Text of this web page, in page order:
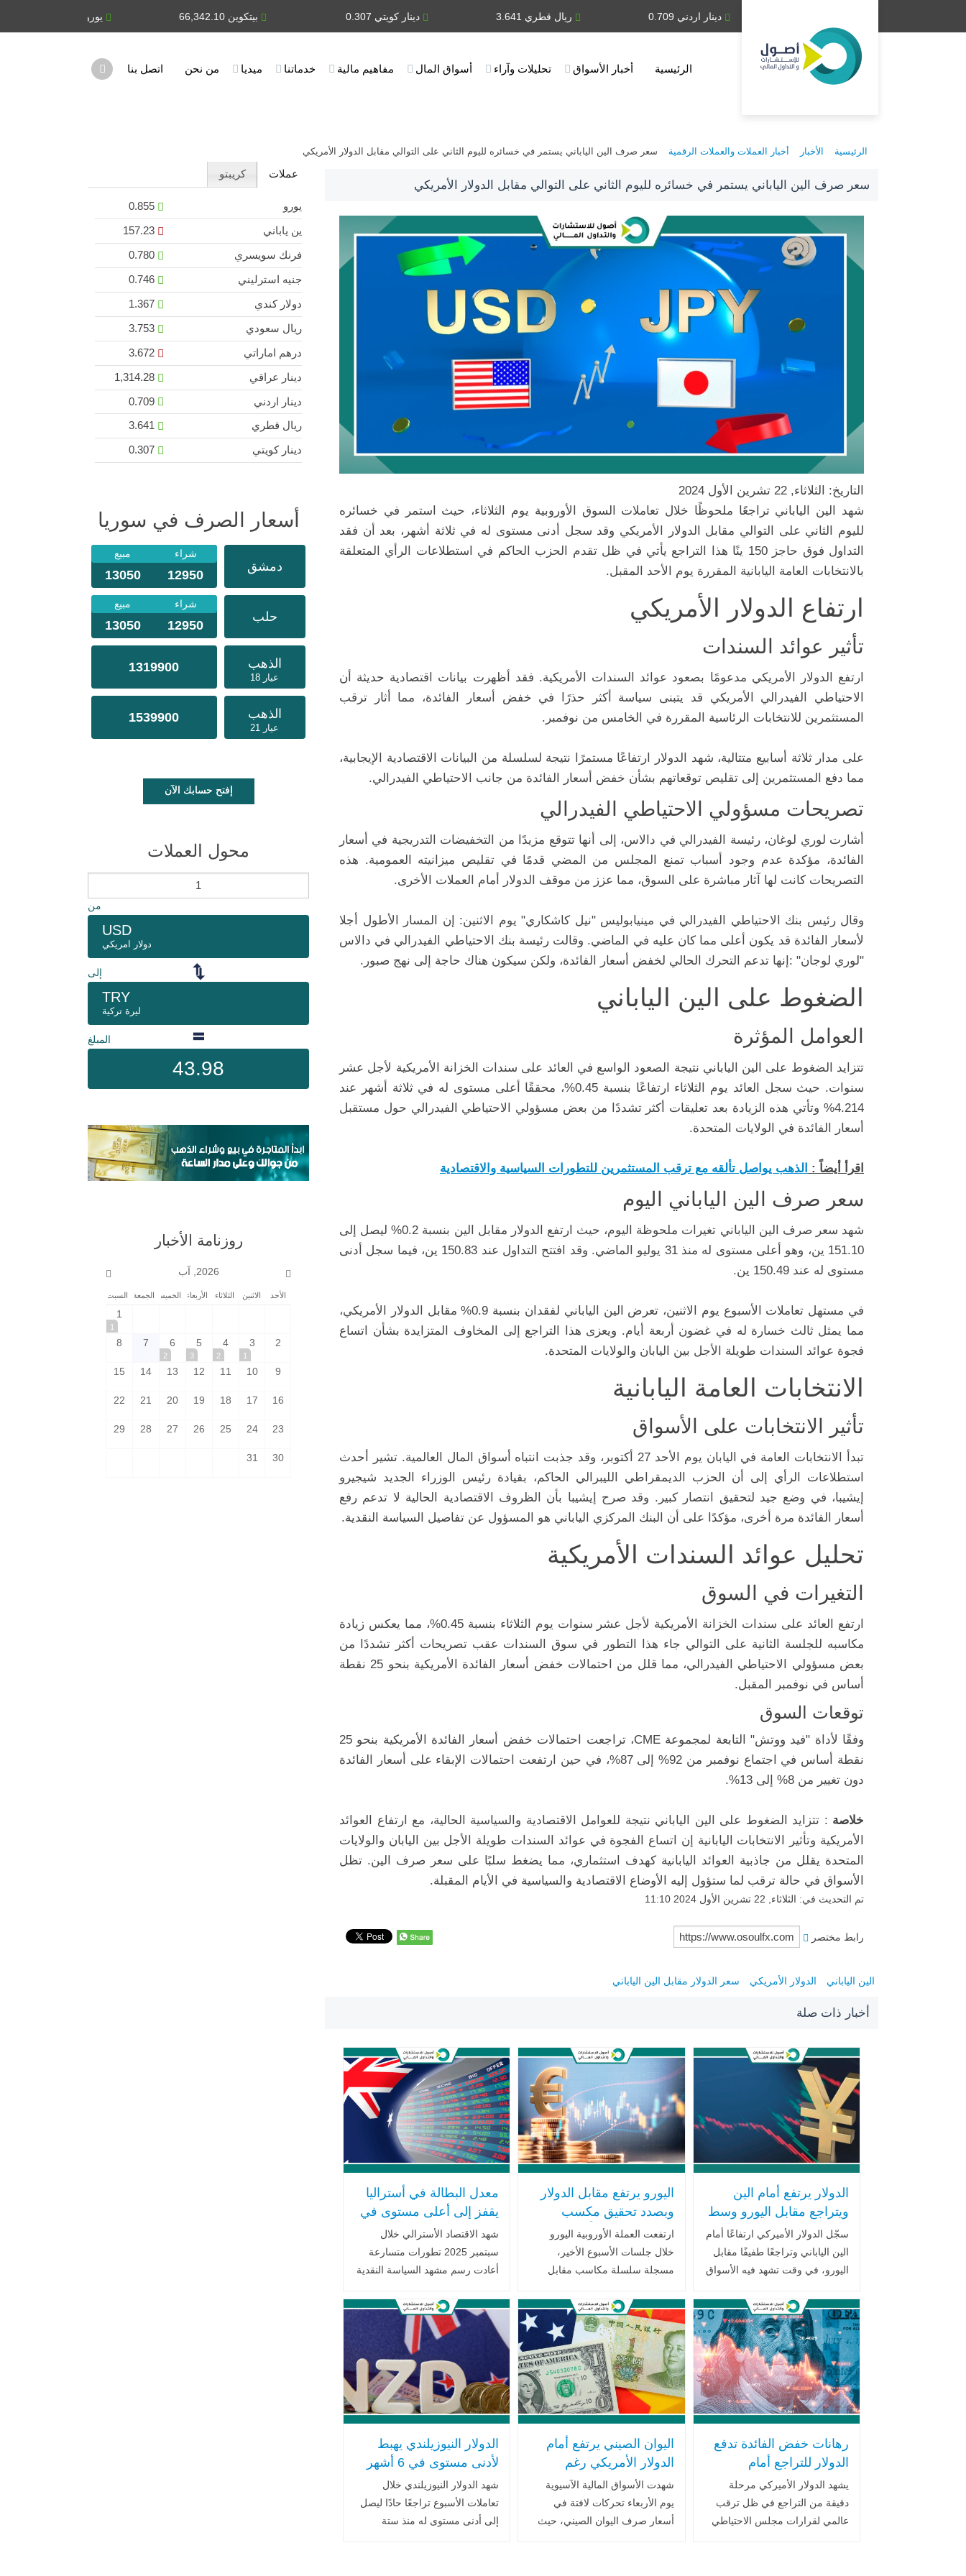
بيتكوين 66,342.10 دينار اردني 0.709 ريال قطري 3.641 دينار كويتي 0.307
الرئيسية أخبار الأسواق تحليلات وآراء أسواق المال مفاهيم مالية خدماتنا ميديا من نحن اتصل بنا
الرئيسية الأخبار أخبار العملات والعملات الرقمية سعر صرف الين الياباني يستمر في خسائره لليوم الثاني على التوالي مقابل الدولار الأمريكي
سعر صرف الين الياباني يستمر في خسائره لليوم الثاني على التوالي مقابل الدولار الأمريكي
التاريخ: الثلاثاء, 22 تشرين الأول 2024
شهد الين الياباني تراجعًا ملحوظًا خلال تعاملات السوق الأوروبية يوم الثلاثاء، حيث استمر في خسائره
لليوم الثاني على التوالي مقابل الدولار الأمريكي وقد سجل أدنى مستوى له في ثلاثة أشهر، بعد أن فقد
التداول فوق حاجز 150 ينًا هذا التراجع يأتي في ظل تقدم الحزب الحاكم في استطلاعات الرأي المتعلقة
بالانتخابات العامة اليابانية المقررة يوم الأحد المقبل.
ارتفاع الدولار الأمريكي
تأثير عوائد السندات
ارتفع الدولار الأمريكي مدعومًا بصعود عوائد السندات الأمريكية. فقد أظهرت بيانات اقتصادية حديثة أن
الاحتياطي الفيدرالي الأمريكي قد يتبنى سياسة أكثر حذرًا في خفض أسعار الفائدة، مما أثار ترقب
المستثمرين للانتخابات الرئاسية المقررة في الخامس من نوفمبر.
على مدار ثلاثة أسابيع متتالية، شهد الدولار ارتفاعًا مستمرًا نتيجة لسلسلة من البيانات الاقتصادية الإيجابية،
مما دفع المستثمرين إلى تقليص توقعاتهم بشأن خفض أسعار الفائدة من جانب الاحتياطي الفيدرالي.
تصريحات مسؤولي الاحتياطي الفيدرالي
أشارت لوري لوغان، رئيسة الفيدرالي في دالاس، إلى أنها تتوقع مزيدًا من التخفيضات التدريجية في أسعار
الفائدة، مؤكدة عدم وجود أسباب تمنع المجلس من المضي قدمًا في تقليص ميزانيته العمومية. هذه
التصريحات كانت لها آثار مباشرة على السوق، مما عزز من موقف الدولار أمام العملات الأخرى.
وقال رئيس بنك الاحتياطي الفيدرالي في مينيابوليس "نيل كاشكاري" يوم الاثنين: إن المسار الأطول أجلا
لأسعار الفائدة قد يكون أعلى مما كان عليه في الماضي. وقالت رئيسة بنك الاحتياطي الفيدرالي في دالاس
"لوري لوجان" :إنها تدعم التحرك الحالي لخفض أسعار الفائدة، ولكن سيكون هناك حاجة إلى نهج صبور.
الضغوط على الين الياباني
العوامل المؤثرة
تتزايد الضغوط على الين الياباني نتيجة الصعود الواسع في العائد على سندات الخزانة الأمريكية لأجل عشر
سنوات. حيث سجل العائد يوم الثلاثاء ارتفاعًا بنسبة 0.45%، محققًا أعلى مستوى له في ثلاثة أشهر عند
4.214% وتأتي هذه الزيادة بعد تعليقات أكثر تشددًا من بعض مسؤولي الاحتياطي الفيدرالي حول مستقبل
أسعار الفائدة في الولايات المتحدة.
اقرأ أيضاً : الذهب يواصل تألقه مع ترقب المستثمرين للتطورات السياسية والاقتصادية
سعر صرف الين الياباني اليوم
شهد سعر صرف الين الياباني تغيرات ملحوظة اليوم، حيث ارتفع الدولار مقابل الين بنسبة 0.2% ليصل إلى
151.10 ين، وهو أعلى مستوى له منذ 31 يوليو الماضي. وقد افتتح التداول عند 150.83 ين، فيما سجل أدنى
مستوى له عند 150.49 ين.
في مستهل تعاملات الأسبوع يوم الاثنين، تعرض الين الياباني لفقدان بنسبة 0.9% مقابل الدولار الأمريكي،
مما يمثل ثالث خسارة له في غضون أربعة أيام. ويعزى هذا التراجع إلى المخاوف المتزايدة بشأن اتساع
فجوة عوائد السندات طويلة الأجل بين اليابان والولايات المتحدة.
الانتخابات العامة اليابانية
تأثير الانتخابات على الأسواق
تبدأ الانتخابات العامة في اليابان يوم الأحد 27 أكتوبر، وقد جذبت انتباه أسواق المال العالمية. تشير أحدث
استطلاعات الرأي إلى أن الحزب الديمقراطي الليبرالي الحاكم، بقيادة رئيس الوزراء الجديد شيجيرو
إيشيبا، في وضع جيد لتحقيق انتصار كبير. وقد صرح إيشيبا بأن الظروف الاقتصادية الحالية لا تدعم رفع
أسعار الفائدة مرة أخرى، مؤكدًا على أن البنك المركزي الياباني هو المسؤول عن تفاصيل السياسة النقدية.
تحليل عوائد السندات الأمريكية
التغيرات في السوق
ارتفع العائد على سندات الخزانة الأمريكية لأجل عشر سنوات يوم الثلاثاء بنسبة 0.45%، مما يعكس زيادة
مكاسبه للجلسة الثانية على التوالي جاء هذا التطور في سوق السندات عقب تصريحات أكثر تشددًا من
بعض مسؤولي الاحتياطي الفيدرالي، مما قلل من احتمالات خفض أسعار الفائدة الأمريكية بنحو 25 نقطة
أساس في نوفمبر المقبل.
توقعات السوق
وفقًا لأداة "فيد ووتش" التابعة لمجموعة CME، تراجعت احتمالات خفض أسعار الفائدة الأمريكية بنحو 25
نقطة أساس في اجتماع نوفمبر من 92% إلى 87%، في حين ارتفعت احتمالات الإبقاء على أسعار الفائدة
دون تغيير من 8% إلى 13%.
خلاصة : تتزايد الضغوط على الين الياباني نتيجة للعوامل الاقتصادية والسياسية الحالية، مع ارتفاع العوائد
الأمريكية وتأثير الانتخابات اليابانية إن اتساع الفجوة في عوائد السندات طويلة الأجل بين اليابان والولايات
المتحدة يقلل من جاذبية العوائد اليابانية كهدف استثماري، مما يضغط سلبًا على سعر صرف الين. تظل
الأسواق في حالة ترقب لما ستؤول إليه الأوضاع الاقتصادية والسياسية في الأيام المقبلة.
تم التحديث في: الثلاثاء, 22 تشرين الأول 2024 11:10
رابط مختصر
الين الياباني الدولار الأمريكي سعر الدولار مقابل الين الياباني
أخبار ذات صلة
الدولار يرتفع أمام الين
ويتراجع مقابل اليورو وسط
تطورات سياسية في اليابان
سجّل الدولار الأميركي ارتفاعًا أمام
الين الياباني وتراجعًا طفيفًا مقابل
اليورو، في وقت تشهد فيه الأسواق
سياسية واقتصادية مهمة في كل
من اليابان ومنطقة اليورو .. اقرأ
المزيد
اليورو يرتفع مقابل الدولار
وبصدد تحقيق مكسب
أسبوعي مدعوماً بتطورات
سياسية إيجابية في فرنسا
ارتفعت العملة الأوروبية اليورو
خلال جلسات الأسبوع الأخير،
مسجلة سلسلة مكاسب مقابل
حالة عدم اليقين السياسي في
فرنسا، ثاني أكبر اقتصاد في منطقة
اليورو. .اقرأ المزيد
معدل البطالة في أستراليا
يقفز إلى أعلى مستوى في
4 أعوام والأسهم الأسترالية
تسجّل إغلاقاً قياسياً
شهد الاقتصاد الأسترالي خلال
سبتمبر 2025 تطورات متسارعة
أعادت رسم مشهد السياسة النقدية
رسمية ارتفاع معدل البطالة إلى
أعلى مستوى في أربع سنوات ..
رهانات خفض الفائدة تدفع
الدولار للتراجع أمام
العملات العالمية: الأسواق
تتجه نحو دورة تيسير نقدي
جديدة
يشهد الدولار الأميركي مرحلة
دقيقة من التراجع في ظل ترقب
عالمي لقرارات مجلس الاحتياطي
اليوان الصيني يرتفع أمام
الدولار الأمريكي رغم
التوترات التجارية بين أميركا
والصين
شهدت الأسواق المالية الآسيوية
يوم الأربعاء تحركات لافتة في
أسعار صرف اليوان الصيني، حيث
الدولار النيوزيلندي يهبط
لأدنى مستوى في 6 أشهر
وسط تجدد التوترات
التجارية وتزايد رهانات
خفض الفائدة
شهد الدولار النيوزيلندي خلال
تعاملات الأسبوع تراجعًا حادًا ليصل
إلى أدنى مستوى له منذ ستة
عملات كريبتو
يورو
ين ياباني
فرنك سويسري
جنيه استرليني
دولار كندي
ريال سعودي
درهم اماراتي
دينار عراقي
دينار اردني
ريال قطري
دينار كويتي
أسعار الصرف في سوريا
دمشق
شراء مبيع
12950
13050
حلب
شراء مبيع
12950
13050
الذهب
عيار 18
1319900
الذهب
عيار 21
1539900
إفتح حسابك الآن
محول العملات
من
USD
دولار امريكي
إلى
TRY
ليرة تركية
المبلغ
43.98
روزنامة الأخبار
2026, آب
الأحد الاثنين الثلاثاء الأربعاء الخميس الجمعة السبت
1
1
2
3
1
4
2
5
3
6
2
7
8
9
10
11
12
13
14
15
16
17
18
19
20
21
22
23
24
25
26
27
28
29
30
31